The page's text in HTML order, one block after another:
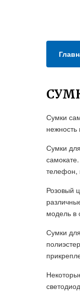
Сумки
Сумки
телефон,
Розовый
модель в
Сумки